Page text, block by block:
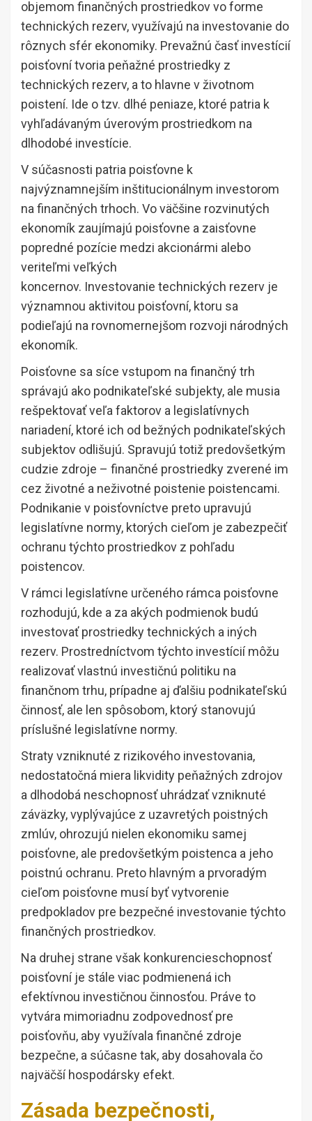
objemom finančných prostriedkov vo forme
technických rezerv, využívajú na investovanie do
rôznych sfér ekonomiky. Prevažnú časť investícií
poisťovní tvoria peňažné prostriedky z
technických rezerv, a to hlavne v životnom
poistení. Ide o tzv. dlhé peniaze, ktoré patria k
vyhľadávaným úverovým prostriedkom na
dlhodobé investície.
V súčasnosti patria poisťovne k
najvýznamnejším inštitucionálnym investorom
na finančných trhoch. Vo väčšine rozvinutých
ekonomík zaujímajú poisťovne a zaisťovne
popredné pozície medzi akcionármi alebo
veriteľmi veľkých
koncernov. Investovanie technických rezerv je
významnou aktivitou poisťovní, ktoru sa
podieľajú na rovnomernejšom rozvoji národných
ekonomík.
Poisťovne sa síce vstupom na finančný trh
správajú ako podnikateľské subjekty, ale musia
rešpektovať veľa faktorov a legislatívnych
nariadení, ktoré ich od bežných podnikateľských
subjektov odlišujú. Spravujú totiž predovšetkým
cudzie zdroje – finančné prostriedky zverené im
cez životné a neživotné poistenie poistencami.
Podnikanie v poisťovníctve preto upravujú
legislatívne normy, ktorých cieľom je zabezpečiť
ochranu týchto prostriedkov z pohľadu
poistencov.
V rámci legislatívne určeného rámca poisťovne
rozhodujú, kde a za akých podmienok budú
investovať prostriedky technických a iných
rezerv. Prostredníctvom týchto investícií môžu
realizovať vlastnú investičnú politiku na
finančnom trhu, prípadne aj ďalšiu podnikateľskú
činnosť, ale len spôsobom, ktorý stanovujú
príslušné legislatívne normy.
Straty vzniknuté z rizikového investovania,
nedostatočná miera likvidity peňažných zdrojov
a dlhodobá neschopnosť uhrádzať vzniknuté
záväzky, vyplývajúce z uzavretých poistných
zmlúv, ohrozujú nielen ekonomiku samej
poisťovne, ale predovšetkým poistenca a jeho
poistnú ochranu. Preto hlavným a prvoradým
cieľom poisťovne musí byť vytvorenie
predpokladov pre bezpečné investovanie týchto
finančných prostriedkov.
Na druhej strane však konkurencieschopnosť
poisťovní je stále viac podmienená ich
efektívnou investičnou činnosťou. Práve to
vytvára mimoriadnu zodpovednosť pre
poisťovňu, aby využívala finančné zdroje
bezpečne, a súčasne tak, aby dosahovala čo
najväčší hospodársky efekt.
Zásada bezpečnosti,